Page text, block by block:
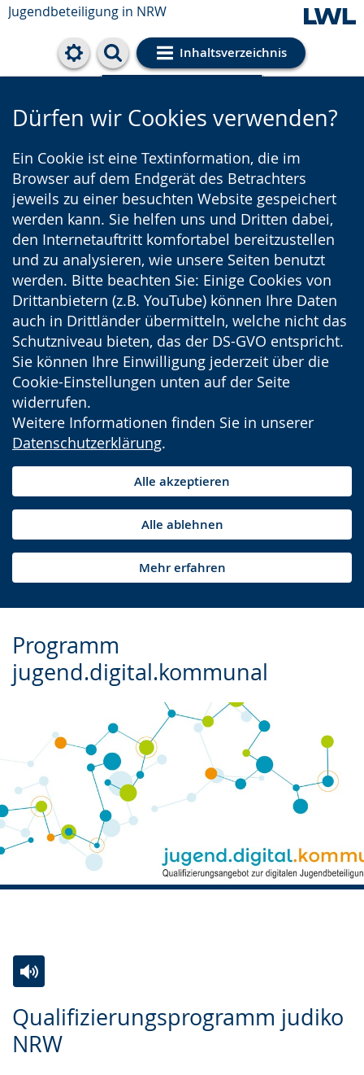
Jugendbeteiligung in NRW
Inhaltsverzeichnis
Cookie-Einstellungen
Dürfen wir Cookies verwenden?
Ein Cookie ist eine Textinformation, die im
Browser auf dem Endgerät des Betrachters
jeweils zu einer besuchten Website gespeichert
werden kann. Sie helfen uns und Dritten dabei,
den Internetauftritt komfortabel bereitzustellen
und zu analysieren, wie unsere Seiten benutzt
werden. Bitte beachten Sie: Einige Cookies von
Drittanbietern (z.B. YouTube) können Ihre Daten
auch in Drittländer übermitteln, welche nicht das
Schutzniveau bieten, das der DS-GVO entspricht.
Sie können Ihre Einwilligung jederzeit über die
Cookie-Einstellungen unten auf der Seite
widerrufen.
Weitere Informationen finden Sie in unserer
Datenschutzerklärung.
Alle akzeptieren
Alle ablehnen
Mehr erfahren
Programm
jugend.digital.kommunal
Qualifizierungsprogramm judiko
NRW
Leichten
Sprache
Audio-
Unterstützung.
Video
in